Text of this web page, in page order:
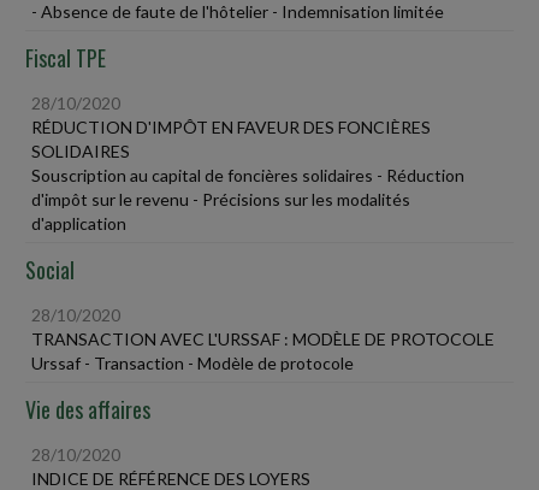
- Absence de faute de l'hôtelier - Indemnisation limitée
Fiscal TPE
28/10/2020
RÉDUCTION D'IMPÔT EN FAVEUR DES FONCIÈRES
SOLIDAIRES
Souscription au capital de foncières solidaires - Réduction
d'impôt sur le revenu - Précisions sur les modalités
d'application
Social
28/10/2020
TRANSACTION AVEC L'URSSAF : MODÈLE DE PROTOCOLE
Urssaf - Transaction - Modèle de protocole
Vie des affaires
28/10/2020
INDICE DE RÉFÉRENCE DES LOYERS